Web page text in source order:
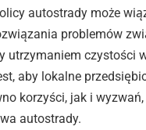
autostrady może
problemów
utrzymaniem czystości
aby lokalne
korzyści, jak i
autostrady.